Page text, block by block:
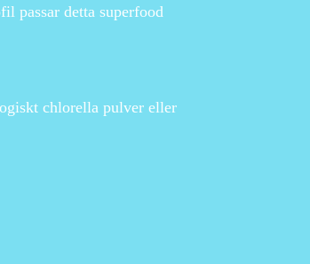
passar detta superfood
chlorella pulver eller